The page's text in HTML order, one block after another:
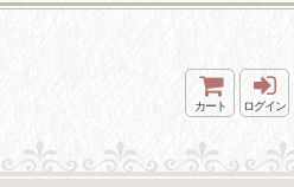
カート ログイン